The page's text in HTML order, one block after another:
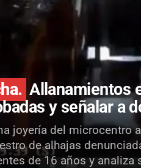
Allanamientos
y señalar a
joyería del microcentro
de alhajas
de 16 años y